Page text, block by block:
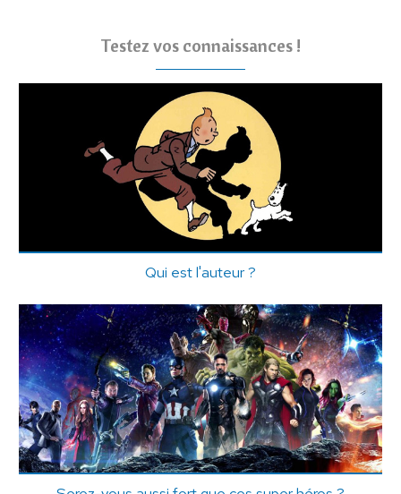
Testez vos connaissances !
Qui est l'auteur ?